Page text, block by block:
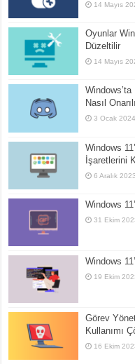
14 Mayıs
Oyunlar
Düzeltilir
14 Mayıs
Nasıl
3 Ocak 2024
Windows
İşaretlerini
6 Aralık 2023
Windows
31 Ekim
Windows
19 Ekim
Görev
Kullanımı
16 Ekim